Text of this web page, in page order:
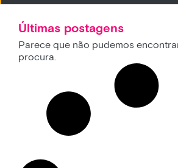
Últimas postagens
Parece que não pudemos
procura.